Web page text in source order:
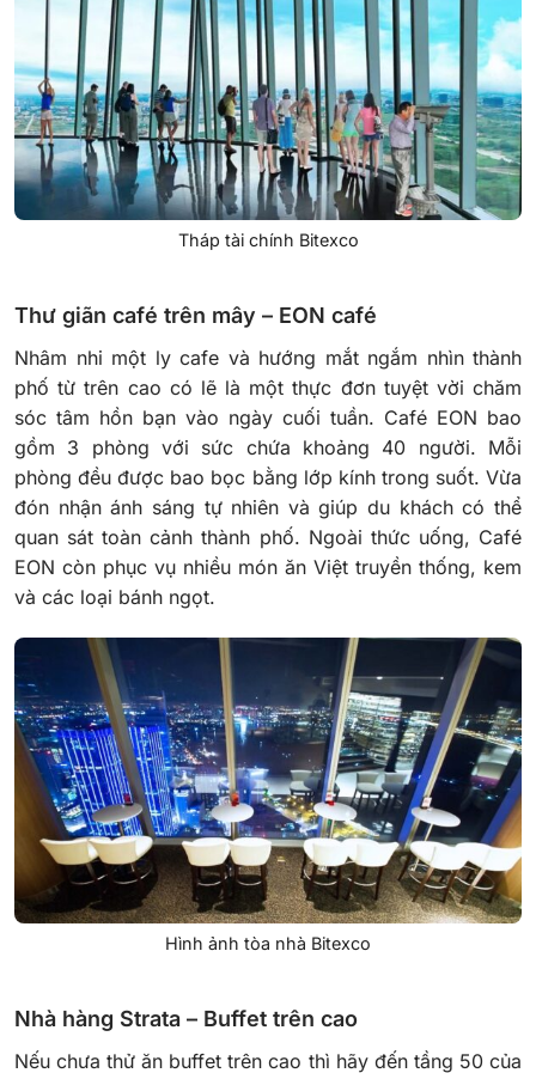
Tháp tài chính Bitexco
Thư giãn café trên mây – EON café
Nhâm nhi một ly cafe và hướng mắt ngắm nhìn thành
phố từ trên cao có lẽ là một thực đơn tuyệt vời chăm
sóc tâm hồn bạn vào ngày cuối tuần. Café EON bao
gồm 3 phòng với sức chứa khoảng 40 người. Mỗi
phòng đều được bao bọc bằng lớp kính trong suốt. Vừa
đón nhận ánh sáng tự nhiên và giúp du khách có thể
quan sát toàn cảnh thành phố. Ngoài thức uống, Café
EON còn phục vụ nhiều món ăn Việt truyền thống, kem
và các loại bánh ngọt.
Hình ảnh tòa nhà Bitexco
Nhà hàng Strata – Buffet trên cao
Nếu chưa thử ăn buffet trên cao thì hãy đến tầng 50 của